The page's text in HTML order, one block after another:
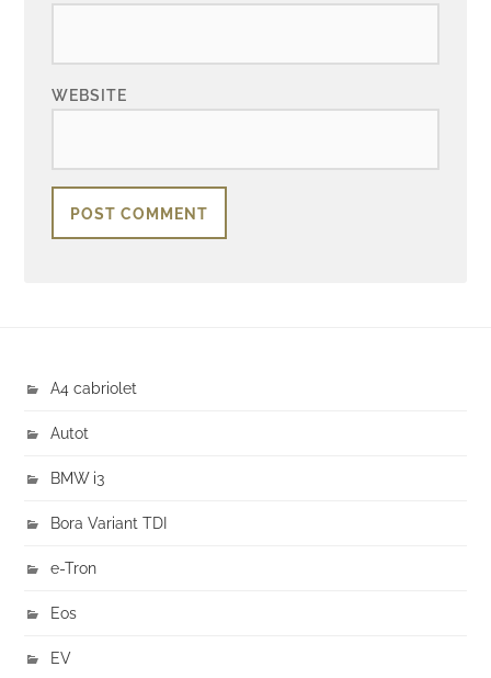
WEBSITE
A4 cabriolet
Autot
BMW i3
Bora Variant TDI
e-Tron
Eos
EV